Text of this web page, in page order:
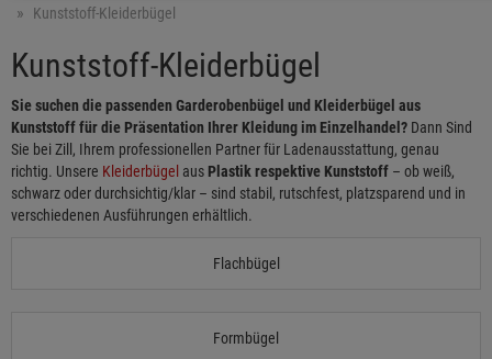
Kunststoff-Kleiderbügel
Kunststoff-Kleiderbügel
Sie suchen die passenden Garderobenbügel und Kleiderbügel aus
Kunststoff für die Präsentation Ihrer Kleidung im Einzelhandel? Dann Sind
Sie bei Zill, Ihrem professionellen Partner für Ladenausstattung, genau
richtig. Unsere Kleiderbügel aus Plastik respektive Kunststoff – ob weiß,
schwarz oder durchsichtig/klar – sind stabil, rutschfest, platzsparend und in
verschiedenen Ausführungen erhältlich.
Flachbügel
Formbügel